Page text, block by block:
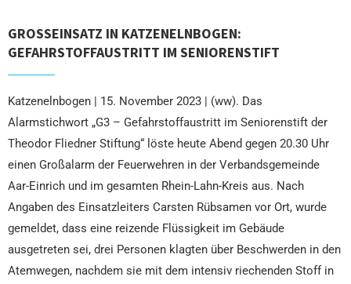
GROSSEINSATZ IN KATZENELNBOGEN: G
EFAHRSTOFFAUSTRITT IM SENIORENSTIFT
Katzenelnbogen | 15. November 2023 | (ww). Das
Alarmstichwort „G3 – Gefahrstoffaustritt im Seniorenstift der
Theodor Fliedner Stiftung“ löste heute Abend gegen 20.30 Uhr
einen Großalarm der Feuerwehren in der Verbandsgemeinde
Aar-Einrich und im gesamten Rhein-Lahn-Kreis aus. Nach
Angaben des Einsatzleiters Carsten Rübsamen vor Ort, wurde
gemeldet, dass eine reizende Flüssigkeit im Gebäude
ausgetreten sei, drei Personen klagten über Beschwerden in den
Atemwegen, nachdem sie mit dem intensiv riechenden Stoff in